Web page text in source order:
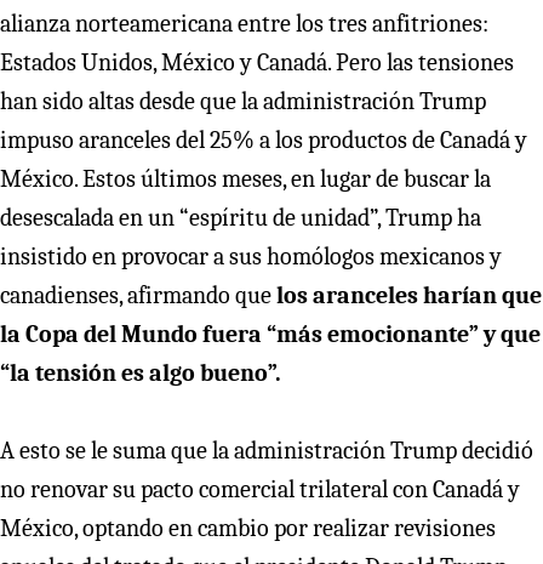
alianza norteamericana entre los tres anfitriones:
Estados Unidos, México y Canadá. Pero las tensiones
han sido altas desde que la administración Trump
impuso aranceles del 25% a los productos de Canadá y
México. Estos últimos meses, en lugar de buscar la
desescalada en un “espíritu de unidad”, Trump ha
insistido en provocar a sus homólogos mexicanos y
canadienses, afirmando quelos aranceles harían que
la Copa del Mundo fuera “más emocionante” y que
“la tensión es algo bueno”.
A esto se le suma que la administración Trump decidió
no renovar su pacto comercial trilateral con Canadá y
México, optando en cambio por realizar revisiones